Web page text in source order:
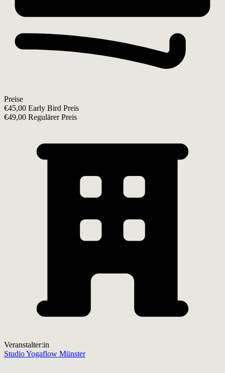
Preise
€45,00 Early Bird Preis
€49,00 Regulärer Preis
Veranstalter:in
Studio Yogaflow Münster